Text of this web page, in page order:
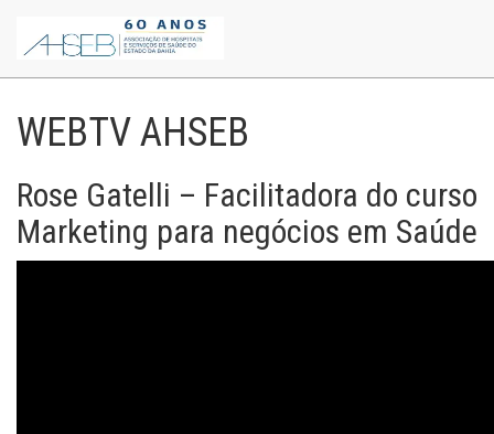
WEBTV AHSEB
Rose Gatelli – Facilitadora do curso
Marketing para negócios em Saúde